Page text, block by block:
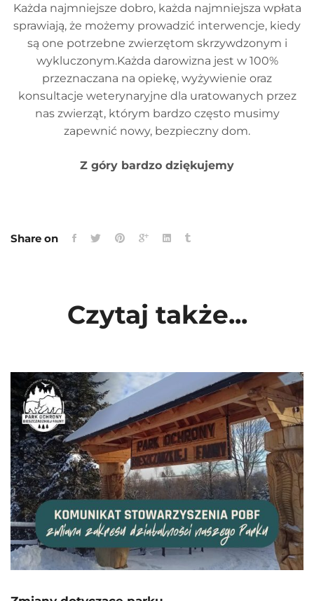
Każda najmniejsze dobro, każda najmniejsza wpłata
sprawiają, że możemy prowadzić interwencje, kiedy
są one potrzebne zwierzętom skrzywdzonym i
wykluczonym.Każda darowizna jest w 100%
przeznaczana na opiekę, wyżywienie oraz
konsultacje weterynaryjne dla uratowanych przez
nas zwierząt, którym bardzo często musimy
zapewnić nowy, bezpieczny dom.
Z góry bardzo dziękujemy
Share on
Czytaj także...